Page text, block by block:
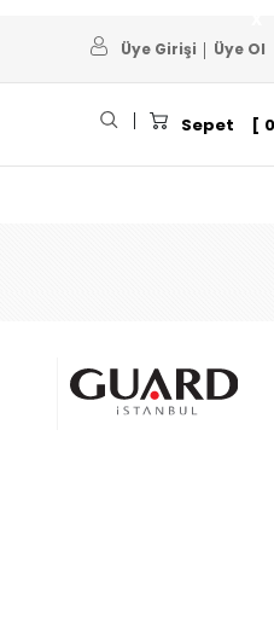
Üye Girişi Üye Ol
Sepet 0